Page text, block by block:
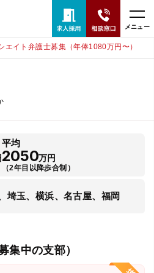
メニュー
エイト弁護士募集（年俸1080万円〜）
平均
2050万円
（2年目以降歩合制）
埼玉、横浜、名古屋、福岡
集中の支部）
日全国対応
ちら